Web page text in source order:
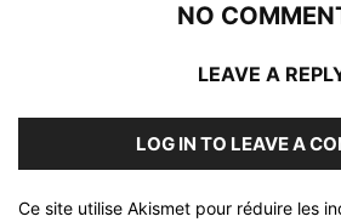
NO
LEAVE A
LOG IN TO LEAVE A
Ce site utilise Akismet pour réduire les